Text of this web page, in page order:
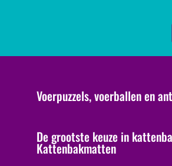
Voerpuzzels, voerballen en
De grootste keuze in
Kattenbakmatten